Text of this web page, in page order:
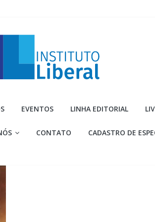
EVENTOS LINHA EDITORIAL
CONTATO CADASTRO DE